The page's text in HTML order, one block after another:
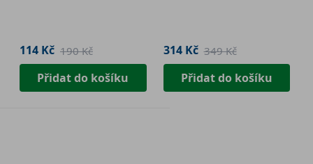
114 Kč 190 Kč
Přidat do košíku
314 Kč 349 Kč
Přidat do košíku